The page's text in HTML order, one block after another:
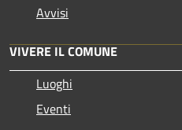
Avvisi
VIVERE IL COMUNE
Luoghi
Eventi